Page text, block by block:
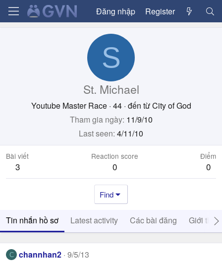
Đăng nhập Register
S
St. Michael
Youtube Master Race · 44 · đến từCity of God
Tham gia ngày 11/9/10
Last seen 4/11/10
Bài viết
3
Reaction score
0
Điểm
0
Find
Tin nhắn hồ sơ Latest activity Các bài đăng Giới thiệu
C channhan2 9/5/13